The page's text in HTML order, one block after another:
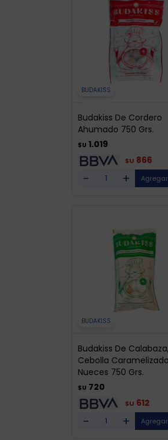
BUDAKISS
Budakiss De Cordero
Ahumado 750 Grs.
$U 1.019
$U 866
- +
BUDAKISS
Budakiss De Calabaza,
Cebolla
Nueces 750 Grs.
$U 720
$U 612
- +